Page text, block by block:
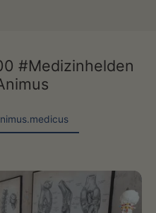
#Medizinhelden